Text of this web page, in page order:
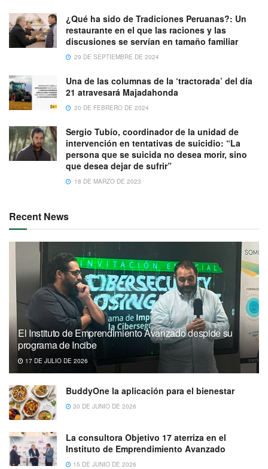
¿Qué ha sido de Tradiciones Peruanas?: Un
restaurante en el que las raciones y las
discusiones se servían en tamaño familiar
29 DE SEPTIEMBRE DE 2024
Una de las columnas de la ‘tractorada’ del día
21 atravesará Majadahonda
20 DE FEBRERO DE 2024
Sergio Tubío, coordinador de la unidad de
intervención en tentativas de suicidio: “La
persona que se suicida no desea morir, sino
que desea dejar de sufrir”
18 DE MARZO DE 2023
Recent News
El Instituto de Emprendimiento Avanzado despide su
programa de Incibe
17 DE JULIO DE 2026
BuddyOne la aplicación para el bienestar
30 DE JUNIO DE 2026
La consultora Objetivo 17 aterriza en el
Instituto de Emprendimiento Avanzado
15 DE JUNIO DE 2026